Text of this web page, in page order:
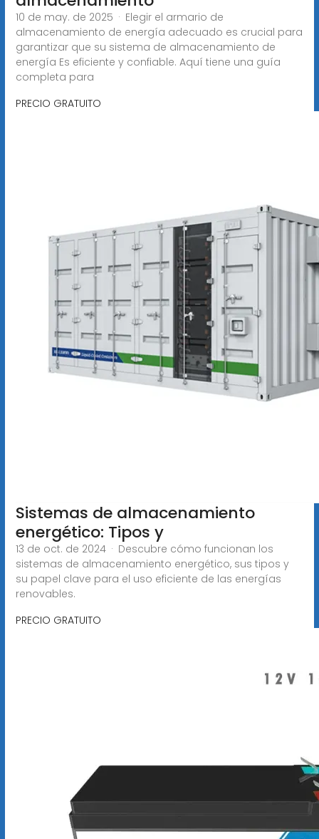
10 de may. de 2025 · Elegir el armario de
almacenamiento de energía adecuado es crucial para
garantizar que su sistema de almacenamiento de
energía Es eficiente y confiable. Aquí tiene una guía
completa para
PRECIO GRATUITO
Sistemas de almacenamiento
energético: Tipos y
13 de oct. de 2024 · Descubre cómo funcionan los
sistemas de almacenamiento energético, sus tipos y
su papel clave para el uso eficiente de las energías
renovables.
PRECIO GRATUITO